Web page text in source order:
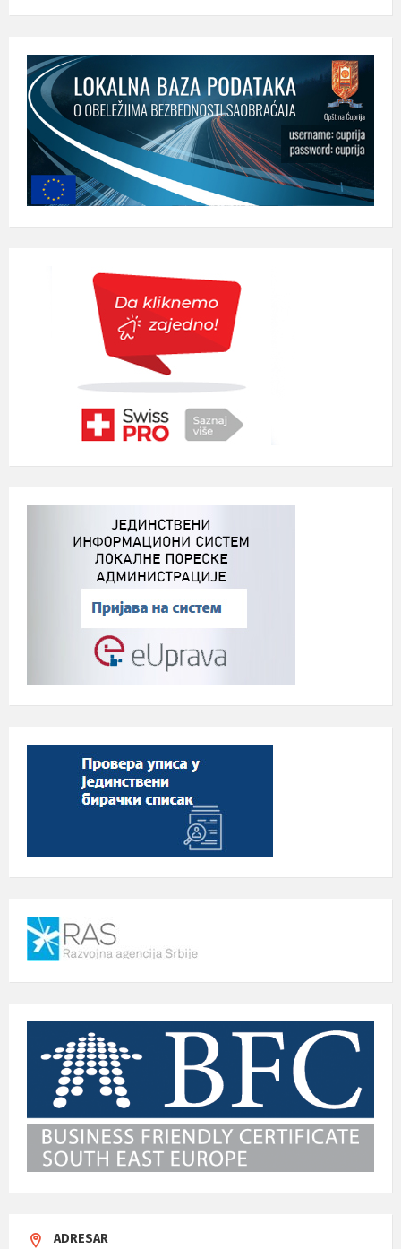
ADRESAR